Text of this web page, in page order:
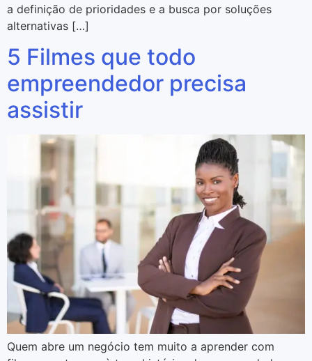
a definição de prioridades e a busca por soluções
alternativas […]
5 Filmes que todo
empreendedor precisa
assistir
Quem abre um negócio tem muito a aprender com